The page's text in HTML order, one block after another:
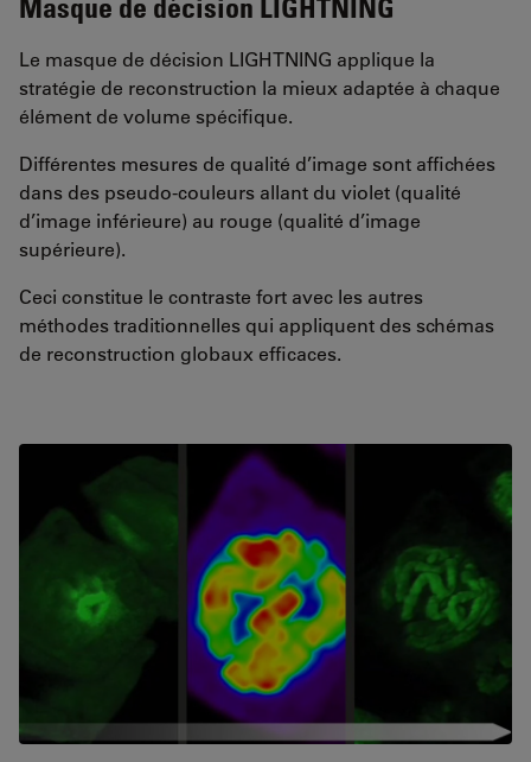
Masque de décision LIGHTNING
Le masque de décision LIGHTNING applique la
stratégie de reconstruction la mieux adaptée à chaque
élément de volume spécifique.
Différentes mesures de qualité d’image sont affichées
dans des pseudo-couleurs allant du violet (qualité
d’image inférieure) au rouge (qualité d’image
supérieure).
Ceci constitue le contraste fort avec les autres
méthodes traditionnelles qui appliquent des schémas
de reconstruction globaux efficaces.